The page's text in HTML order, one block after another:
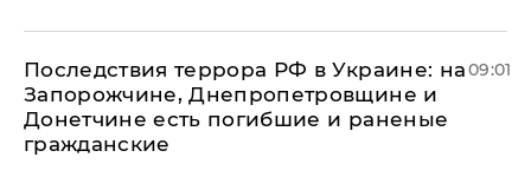
Последствия террора РФ в Украине: на
Запорожчине, Днепропетровщине и
Донетчине есть погибшие и раненые
гражданские
09:01